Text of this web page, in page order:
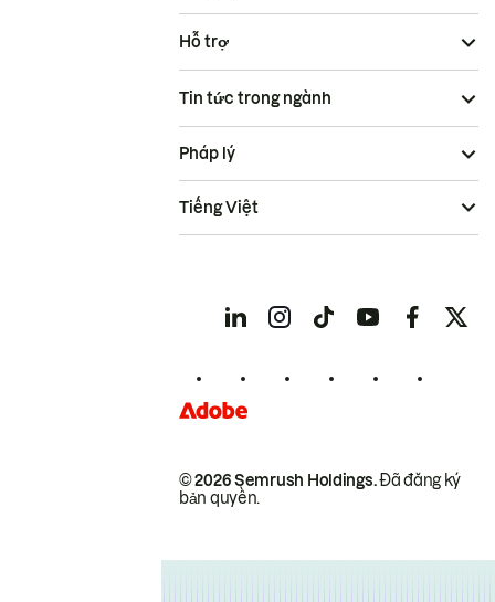
Hỗ trợ
Tin tức trong ngành
© 2026 Semrush Holdings.Đã đăng ký
bản quyền.
Pháp lý
Tiếng Việt